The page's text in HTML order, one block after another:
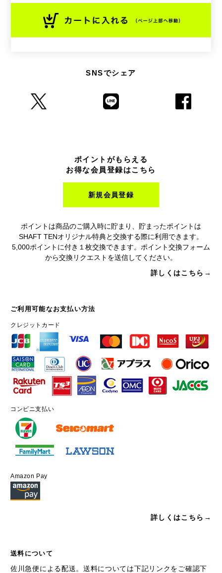
SNSでシェア
ポイントがもらえる
お得な会員登録はこちら
新規会員登録
ポイントは商品のご購入時に貯まり、貯まったポイントは
SHAFT TENオリジナル特典と交換する際に利用できます。
5,000ポイントに付き１枚交換できます。ポイント交換フォーム
から交換リクエストを送信してください。
詳しくはこちら→
ご利用可能なお支払い方法
クレジットカード
コンビニ支払い
Amazon Pay
詳しくはこちら→
送料について
佐川急便による配送。送料については下記リンクをご確認下